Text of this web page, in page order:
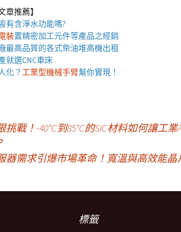
章推薦】
有含淨水功能嗎?
裝置精密加工元件等產品之經銷
最高品質的各式柴油堆高機出租
就選CNC車床
化？工業型機械手臂幫你實現！
挑戰！-40°C到85°C的SiC材料如何讓工
器需求引爆市場革命！寬溫與高效能
標籤